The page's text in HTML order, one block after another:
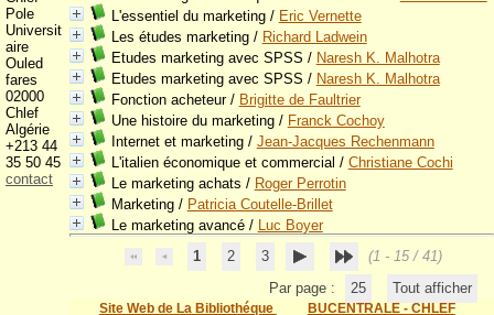
L'essentiel du marketing/ Eric Vernette
Les études marketing/ Richard Ladwein
Etudes marketing avec SPSS / Naresh K. Malhotra
Etudes marketing avec SPSS / Naresh K. Malhotra
Fonction acheteur/ Brigitte de Faultrier
Une histoire du marketing/ Franck Cochoy
Internet et marketing/ Jean-Jacques Rechenmann
L'italien économique et commercial / Christiane Cochi
Le marketing achats / Roger Perrotin
Marketing/ Patricia Coutelle-Brillet
Le marketing avancé/ Luc Boyer
1
2 3
(1 - 15 / 41)
Par page :
25 Tout afficher
Site Web de La Bibliothéque BUCENTRALE - CHLEF
Pole
Universit
aire
Ouled
fares
02000
Chlef
Algérie
+213 44
35 50 45
contact